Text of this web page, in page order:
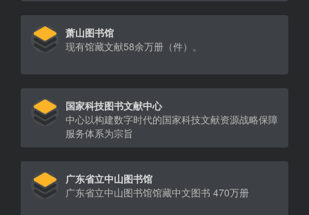
萧山图书馆
现有馆藏文献58余万册（件）。
国家科技图书文献中心
中心以构建数字时代的国家科技文献资源战略保障
服务体系为宗旨
广东省立中山图书馆
广东省立中山图书馆馆藏中文图书 470万册